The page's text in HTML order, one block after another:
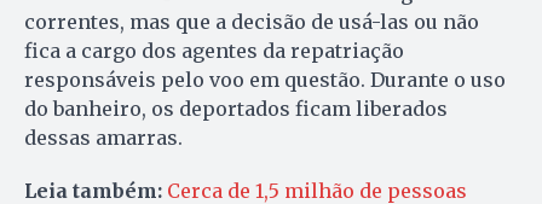
correntes, mas que a decisão de usá-las ou não
fica a cargo dos agentes da repatriação
responsáveis pelo voo em questão. Durante o uso
do banheiro, os deportados ficam liberados
dessas amarras.
Leia também: Cerca de 1,5 milhão de pessoas